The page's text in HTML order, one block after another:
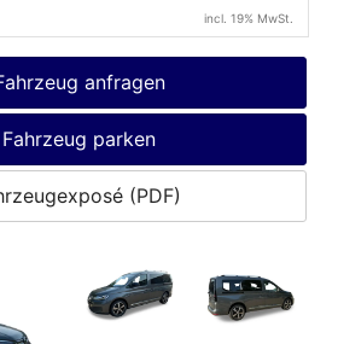
incl. 19% MwSt.
anfragen
Fahrzeug parken
(PDF)